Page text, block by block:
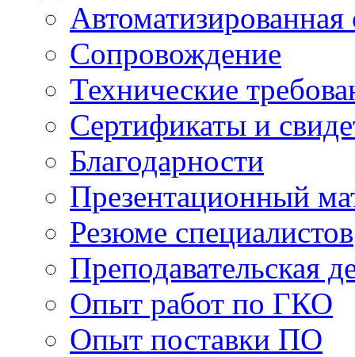
Сопровождение
Технические
Сертификаты и
Благодарности
Презентационный
Резюме специалистов
Преподавательская
Опыт работ по ГКО
Опыт поставки ПО